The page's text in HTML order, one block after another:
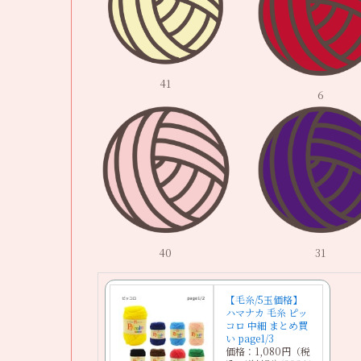
41
6
40 31
【毛糸/5玉価格】
ハマナカ 毛糸 ピッ
コロ 中細 まとめ買
い page1/3
価格：1,080円（税